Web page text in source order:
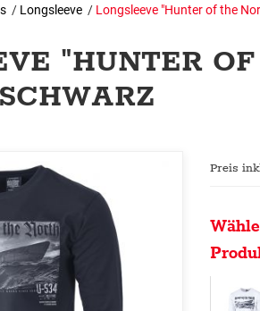
/ Longsleeve / Longsleeve "Hunter of the
"HUNTER
Preis